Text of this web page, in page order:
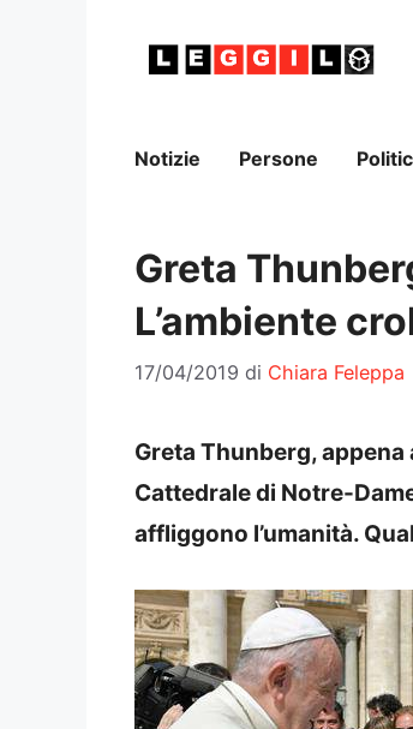
Notizie Persone
Greta
L’ambiente
17/04/2019 di Chiara Feleppa
Greta Thunberg,
Cattedrale di Notre-
affliggono l’umanità.